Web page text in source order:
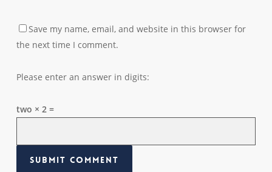
Save my name, email, and website in this browser for
the next time I comment.
Please enter an answer in digits:
two × 2 =